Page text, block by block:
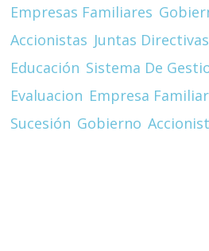
Empresas Familiares
Accionistas Juntas Directivas
Educación Sistema De
Evaluacion Empresa Familiar
Sucesión Gobierno